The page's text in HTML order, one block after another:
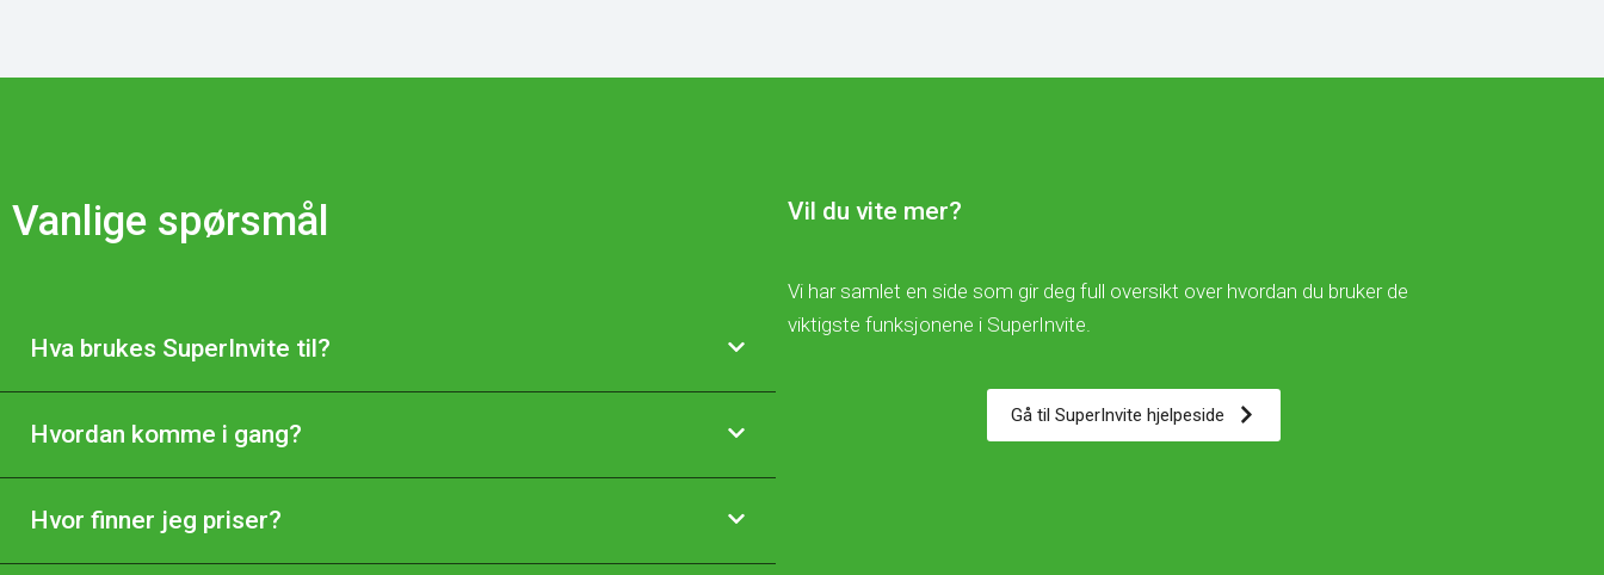
Vanlige spørsmål
Hva brukes SuperInvite til?
Hvordan komme i gang?
Hvor finner jeg priser?
Vil du vite mer?
Vi har samlet en side som gir deg full oversikt over hvordan du bruker de
viktigste funksjonene i SuperInvite.
Gå til SuperInvite hjelpeside